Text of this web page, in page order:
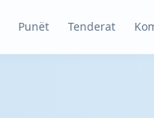
Punët Tenderat